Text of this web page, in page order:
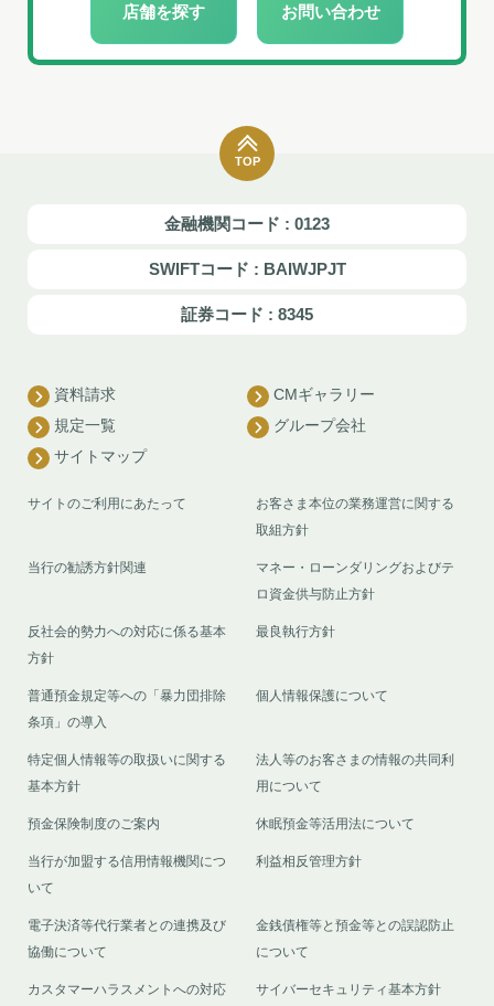
店舗を探す お問い合わせ
TOP
金融機関コード : 0123
SWIFTコード : BAIWJPJT
証券コード : 8345
資料請求
CMギャラリー
規定一覧
グループ会社
サイトマップ
サイトのご利用にあたって
お客さま本位の業務運営に関する
取組方針
当行の勧誘方針関連
マネー・ローンダリングおよびテ
ロ資金供与防止方針
反社会的勢力への対応に係る基本
方針
最良執行方針
普通預金規定等への「暴力団排除
条項」の導入
個人情報保護について
特定個人情報等の取扱いに関する
基本方針
法人等のお客さまの情報の共同利
用について
預金保険制度のご案内 休眠預金等活用法について
当行が加盟する信用情報機関につ
いて
利益相反管理方針
電子決済等代行業者との連携及び
協働について
金銭債権等と預金等との誤認防止
について
カスタマーハラスメントへの対応 サイバーセキュリティ基本方針